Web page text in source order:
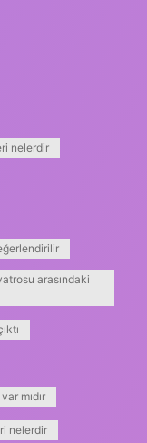
nelerdir
arasındaki
mıdır
nelerdir